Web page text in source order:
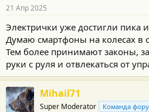
21 Апр 2025
Электрички уже достигли пика и
Думаю смартфоны на колесах в
Тем более принимают законы,
руки с руля и отвлекаться от
Mihail71
Super Moderator Команда